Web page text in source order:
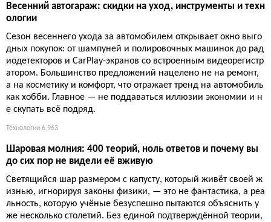
Весенний автогараж: скидки на уход, инструменты и техн
ологии
Сезон весеннего ухода за автомобилем открывает окно выго
дных покупок: от шампуней и полировочных машинок до рад
иодетекторов и CarPlay-экранов со встроенным видеорегистр
атором. Большинство предложений нацелено не на ремонт,
а на косметику и комфорт, что отражает тренд на автомобиль
как хобби. Главное — не поддаваться иллюзии экономии и н
е скупать всё подряд.
Технологии 6 963
Шаровая молния: 400 теорий, ноль ответов и почему вы
до сих пор не видели её вживую
Светящийся шар размером с капусту, который живёт своей ж
изнью, игнорируя законы физики, — это не фантастика, а реа
льность, которую учёные безуспешно пытаются объяснить у
же несколько столетий. Без единой подтверждённой теории,